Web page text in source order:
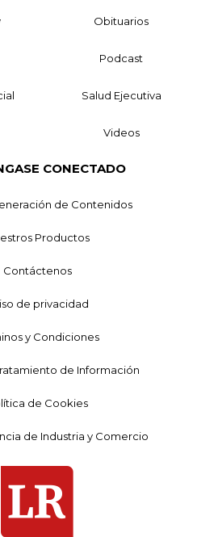
Obituarios
Podcast
Salud Ejecutiva
Videos
CONECTADO
de Contenidos
Productos
Contáctenos
de privacidad
y Condiciones
de Información
de Cookies
de Industria y Comercio